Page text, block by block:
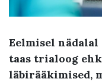
Eelmisel nädalal
taas trialoog
läbirääkimised,